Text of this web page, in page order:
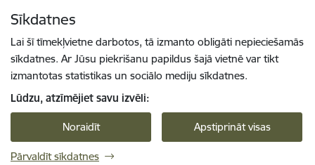
Sīkdatnes
Lai šī tīmekļvietne darbotos, tā izmanto obligāti nepieciešamās
sīkdatnes. Ar Jūsu piekrišanu papildus šajā vietnē var tikt
izmantotas statistikas un sociālo mediju sīkdatnes.
Lūdzu, atzīmējiet savu izvēli:
Noraidīt Apstiprināt visas
Pārvaldīt sīkdatnes